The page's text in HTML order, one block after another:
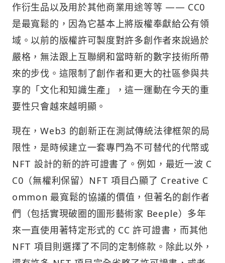
作衍生品以及用於其他商業用途等等 —— CC0
是最寬鬆的，因為它基本上將版權奉獻給公有領
域。以前的版權許可製度對許多創作者來說過於
嚴格，無法跟上互聯網和當時新的數字技術所帶
來的步伐。這限制了創作者和更大的社區參與共
享的「文化和知識生產」，這一運動在今天的重
要性只會越來越明顯。
現在，Web3 的創新正在測試傳統法律框架的局
限性，是時候建立一套專門為不可替代的代幣或
NFT 設計的新的許可證書了。例如，最近一波 C
C0（無權利保留）NFT 項目凸顯了 Creative C
ommon 最寬鬆的協議的價值，但著名的創作者
們（包括實現破圈的圖形藝術家 Beeple）多年
來一直使用著特定形式的 CC 許可證書，而其他
NFT 項目則選擇了不同的定制條款。除此以外，